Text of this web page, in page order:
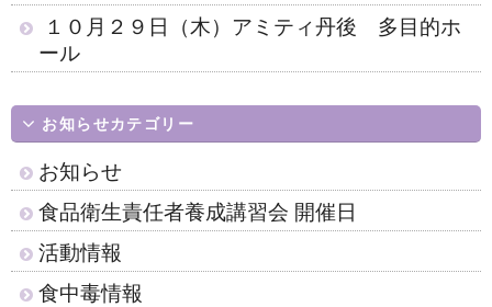
１０月２９日（木）アミティ丹後 多目的ホ
ール
お知らせカテゴリー
お知らせ
食品衛生責任者養成講習会 開催日
活動情報
食中毒情報